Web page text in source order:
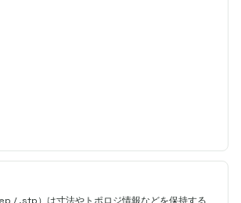
/ .stp）は寸法やトポロジ情報などを保持する